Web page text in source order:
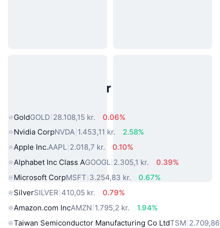
Populære aktiver fra den virkelige
GoldGOLD 28.108,15 kr.
0.06%
Nvidia CorpNVDA 1.453,11 kr.
2.58%
Apple Inc.AAPL 2.018,7 kr.
0.10%
Alphabet Inc Class AGOOGL 2.305,1 kr.
0.39%
Microsoft CorpMSFT 3.254,83 kr.
0.67%
SilverSILVER 410,05 kr.
0.79%
Amazon.com IncAMZN 1.795,2 kr.
1.94%
Taiwan Semiconductor Manufacturing Co LtdTSM